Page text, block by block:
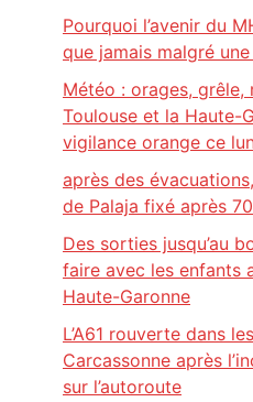
Pourquoi l’avenir du
que jamais malgré
Météo : orages,
Toulouse et la Haute-
vigilance orange ce
après des
de Palaja fixé après
Des sorties jusqu’au
faire avec les enfants
Haute-Garonne
L’A61 rouverte dans
Carcassonne après
sur l’autoroute